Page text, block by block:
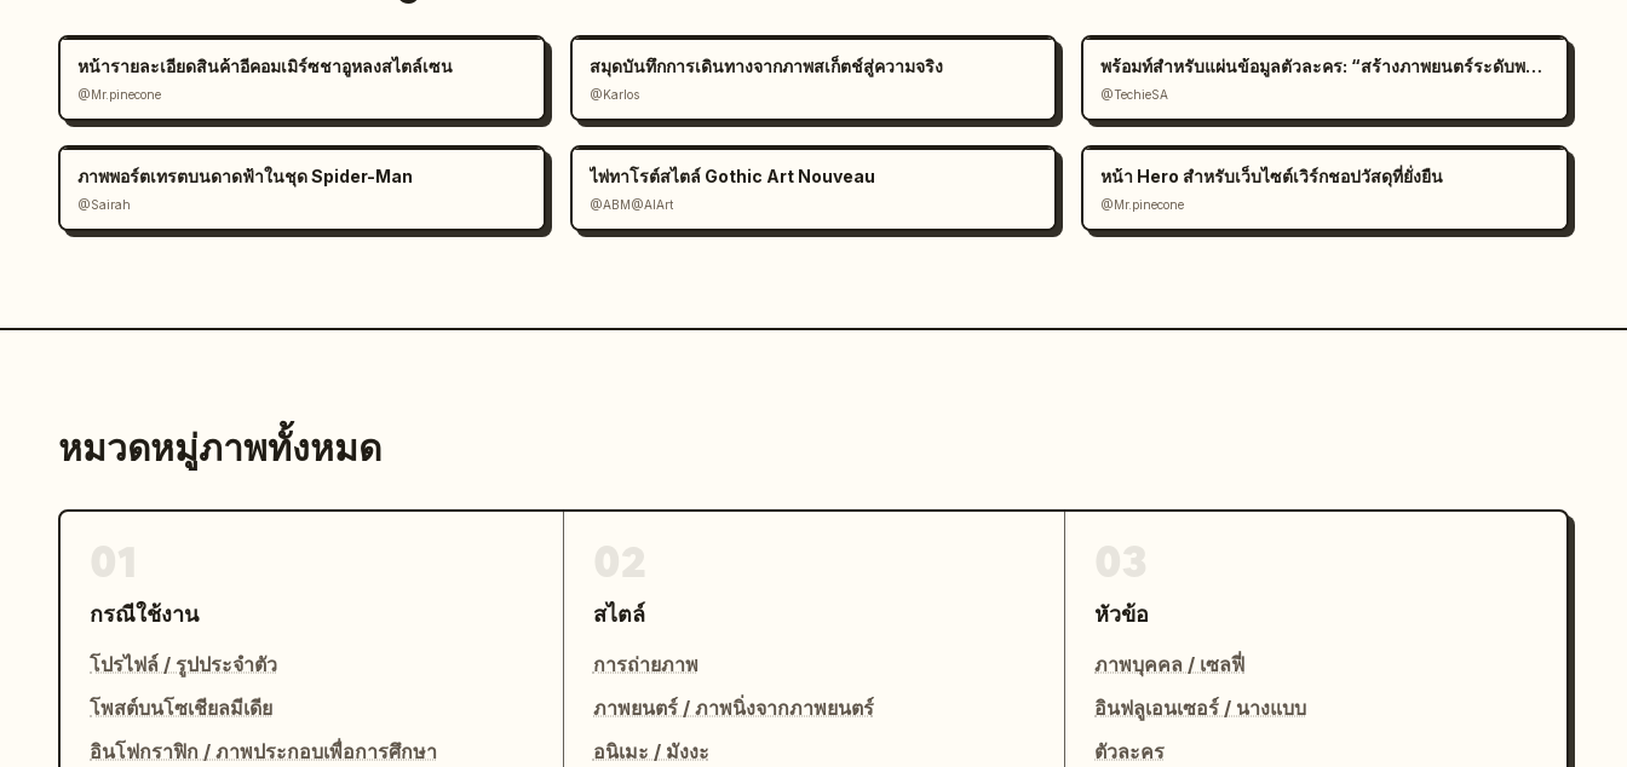
หน้ารายละเอียดสินค้าอีคอมเมิร์ซชาอูหลงสไตล์เซน
@Mr.pinecone
สมุดบันทึกการเดินทางจากภาพสเก็ตช์สู่ความจริง
@Karlos
พร้อมท์สำหรับแผ่นข้อมูลตัวละคร: “สร้างภาพยนตร์ระดับพรีเมียม
@TechieSA
ภาพพอร์ตเทรตบนดาดฟ้าในชุด Spider-Man
@Sairah
ไพ่ทาโรต์สไตล์ Gothic Art Nouveau
@ABM@AIArt
หน้า Hero สำหรับเว็บไซต์เวิร์กชอปวัสดุที่ยั่งยืน
@Mr.pinecone
หมวดหมู่ภาพทั้งหมด
กรณีใช้งาน
โปรไฟล์ / รูปประจำตัว
โพสต์บนโซเชียลมีเดีย
อินโฟกราฟิก / ภาพประกอบเพื่อการศึกษา
สไตล์
การถ่ายภาพ
ภาพยนตร์ / ภาพนิ่งจากภาพยนตร์
อนิเมะ / มังงะ
หัวข้อ
ภาพบุคคล / เซลฟี่
อินฟลูเอนเซอร์ / นางแบบ
ตัวละคร